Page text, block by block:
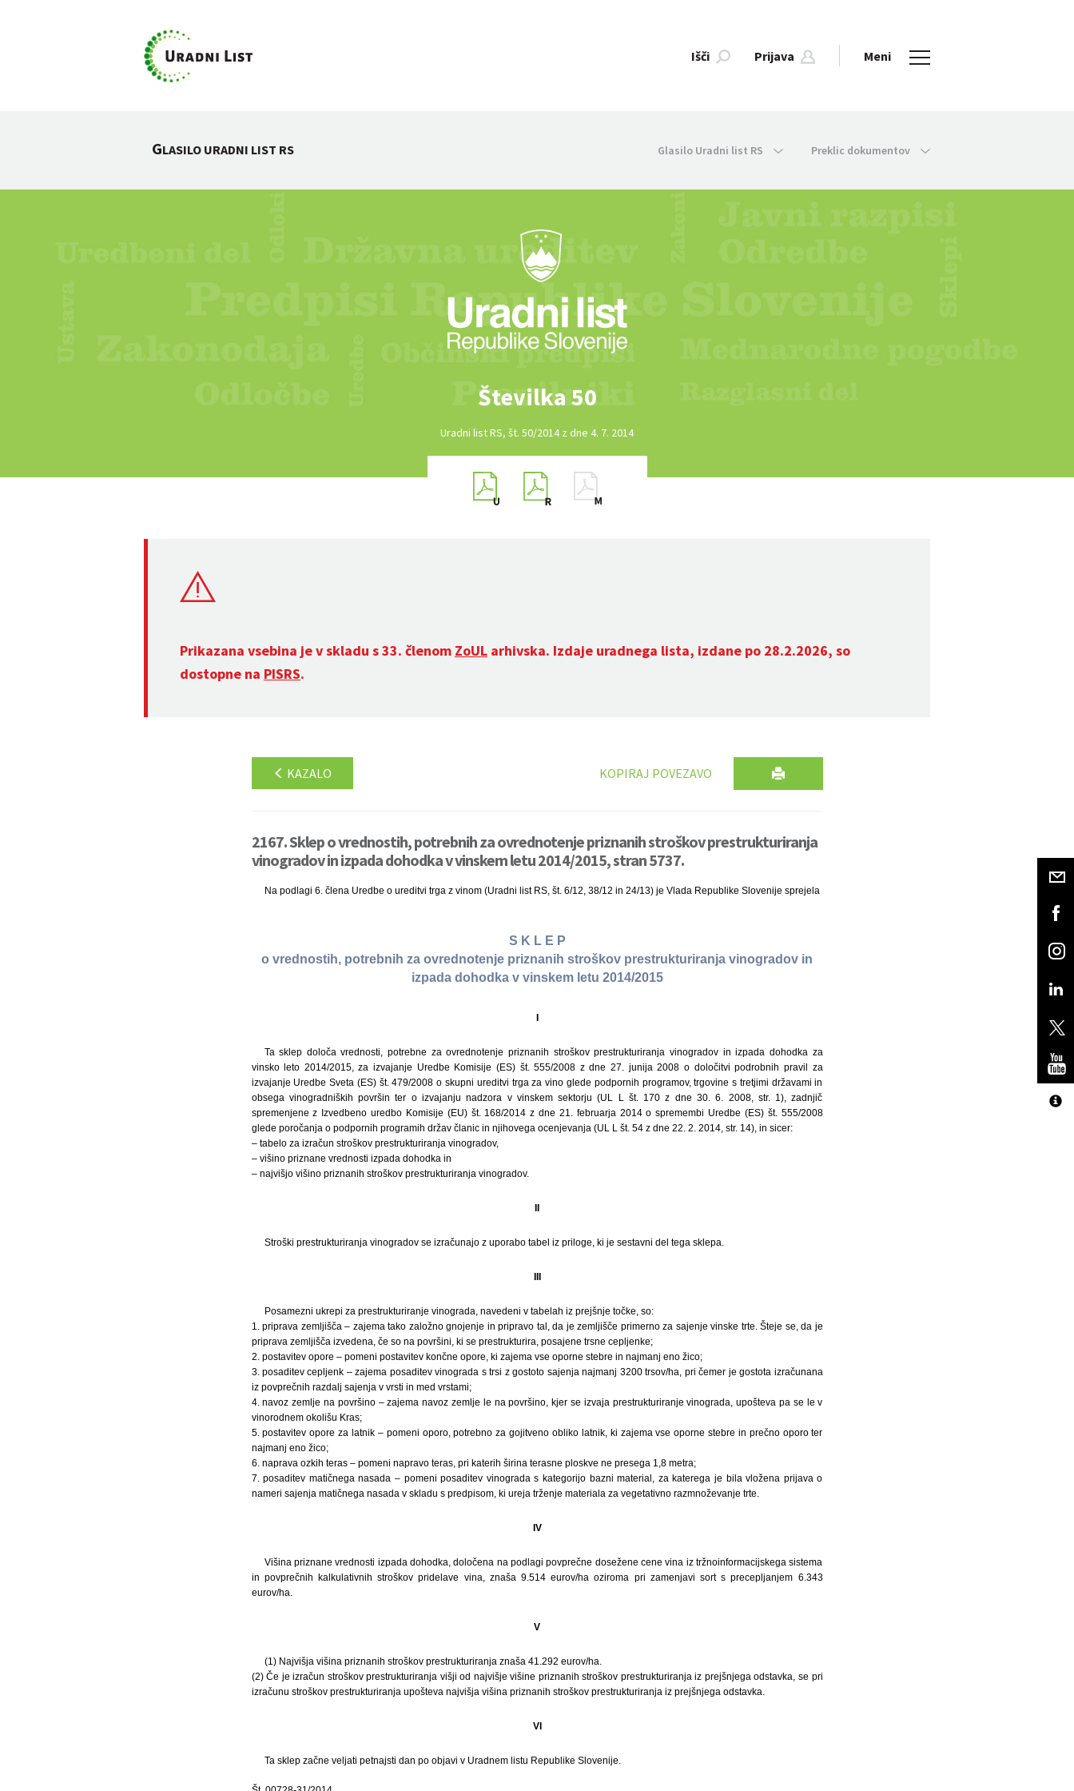
Išči Prijava Meni
GLASILO URADNI LIST RS Glasilo Uradni list RS Preklic dokumentov
Številka 50
Uradni list RS, št. 50/2014 z dne 4. 7. 2014
Prikazana vsebina je v skladu s 33. členom ZoUL arhivska. Izdaje uradnega lista, izdane po 28.2.2026, so
dostopne na PISRS.
KAZALO KOPIRAJ POVEZAVO
2167. Sklep o vrednostih, potrebnih za ovrednotenje priznanih stroškov prestrukturiranja
vinogradov in izpada dohodka v vinskem letu 2014/2015, stran 5737.
Na podlagi 6. člena Uredbe o ureditvi trga z vinom (Uradni list RS, št. 6/12, 38/12 in 24/13) je Vlada Republike Slovenije sprejela
S K L E P
o vrednostih, potrebnih za ovrednotenje priznanih stroškov prestrukturiranja vinogradov in
izpada dohodka v vinskem letu 2014/2015
I
Ta sklep določa vrednosti, potrebne za ovrednotenje priznanih stroškov prestrukturiranja vinogradov in izpada dohodka za
vinsko leto 2014/2015, za izvajanje Uredbe Komisije (ES) št. 555/2008 z dne 27. junija 2008 o določitvi podrobnih pravil za
izvajanje Uredbe Sveta (ES) št. 479/2008 o skupni ureditvi trga za vino glede podpornih programov, trgovine s tretjimi državami in
obsega vinogradniških površin ter o izvajanju nadzora v vinskem sektorju (UL L št. 170 z dne 30. 6. 2008, str. 1), zadnjič
spremenjene z Izvedbeno uredbo Komisije (EU) št. 168/2014 z dne 21. februarja 2014 o spremembi Uredbe (ES) št. 555/2008
glede poročanja o podpornih programih držav članic in njihovega ocenjevanja (UL L št. 54 z dne 22. 2. 2014, str. 14), in sicer:
– tabelo za izračun stroškov prestrukturiranja vinogradov,
– višino priznane vrednosti izpada dohodka in
– najvišjo višino priznanih stroškov prestrukturiranja vinogradov.
II
Stroški prestrukturiranja vinogradov se izračunajo z uporabo tabel iz priloge, ki je sestavni del tega sklepa.
III
Posamezni ukrepi za prestrukturiranje vinograda, navedeni v tabelah iz prejšnje točke, so:
1. priprava zemljišča – zajema tako založno gnojenje in pripravo tal, da je zemljišče primerno za sajenje vinske trte. Šteje se, da je
priprava zemljišča izvedena, če so na površini, ki se prestrukturira, posajene trsne cepljenke;
2. postavitev opore – pomeni postavitev končne opore, ki zajema vse oporne stebre in najmanj eno žico;
3. posaditev cepljenk – zajema posaditev vinograda s trsi z gostoto sajenja najmanj 3200 trsov/ha, pri čemer je gostota izračunana
iz povprečnih razdalj sajenja v vrsti in med vrstami;
4. navoz zemlje na površino – zajema navoz zemlje le na površino, kjer se izvaja prestrukturiranje vinograda, upošteva pa se le v
vinorodnem okolišu Kras;
5. postavitev opore za latnik – pomeni oporo, potrebno za gojitveno obliko latnik, ki zajema vse oporne stebre in prečno oporo ter
najmanj eno žico;
6. naprava ozkih teras – pomeni napravo teras, pri katerih širina terasne ploskve ne presega 1,8 metra;
7. posaditev matičnega nasada – pomeni posaditev vinograda s kategorijo bazni material, za katerega je bila vložena prijava o
nameri sajenja matičnega nasada v skladu s predpisom, ki ureja trženje materiala za vegetativno razmnoževanje trte.
IV
Višina priznane vrednosti izpada dohodka, določena na podlagi povprečne dosežene cene vina iz tržnoinformacijskega sistema
in povprečnih kalkulativnih stroškov pridelave vina, znaša 9.514 eurov/ha oziroma pri zamenjavi sort s precepljanjem 6.343
eurov/ha.
V
(1) Najvišja višina priznanih stroškov prestrukturiranja znaša 41.292 eurov/ha.
(2) Če je izračun stroškov prestrukturiranja višji od najvišje višine priznanih stroškov prestrukturiranja iz prejšnjega odstavka, se pri
izračunu stroškov prestrukturiranja upošteva najvišja višina priznanih stroškov prestrukturiranja iz prejšnjega odstavka.
VI
Ta sklep začne veljati petnajsti dan po objavi v Uradnem listu Republike Slovenije.